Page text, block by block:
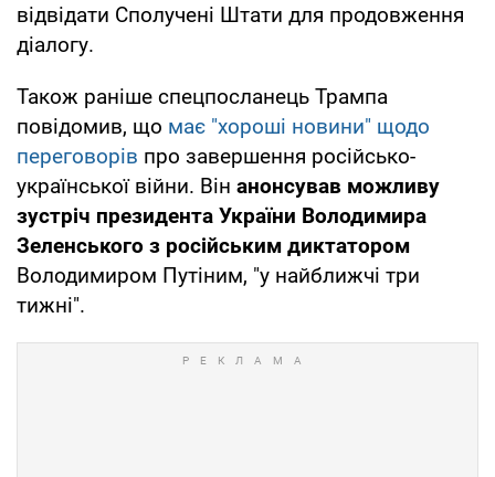
відвідати Сполучені Штати для продовження
діалогу.
Також раніше спецпосланець Трампа
повідомив, що має "хороші новини" щодо
переговорів про завершення російсько-
української війни. Він анонсував можливу
зустріч президента України Володимира
Зеленського з російським диктатором
Володимиром Путіним, "у найближчі три
тижні".